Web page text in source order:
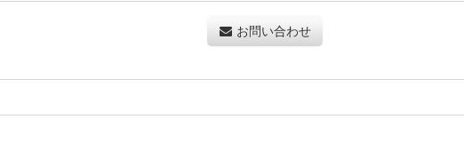
お問い合わせ